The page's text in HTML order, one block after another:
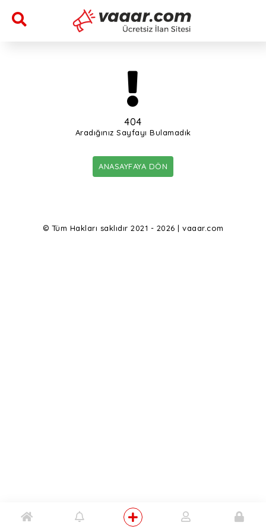
404
Aradığınız Sayfayı Bulamadık
ANASAYFAYA DÖN
© Tüm Hakları saklıdır 2021 - 2026 | vaaar.com